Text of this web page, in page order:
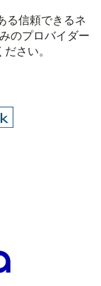
る信頼できるネ
のプロバイダー
さい。